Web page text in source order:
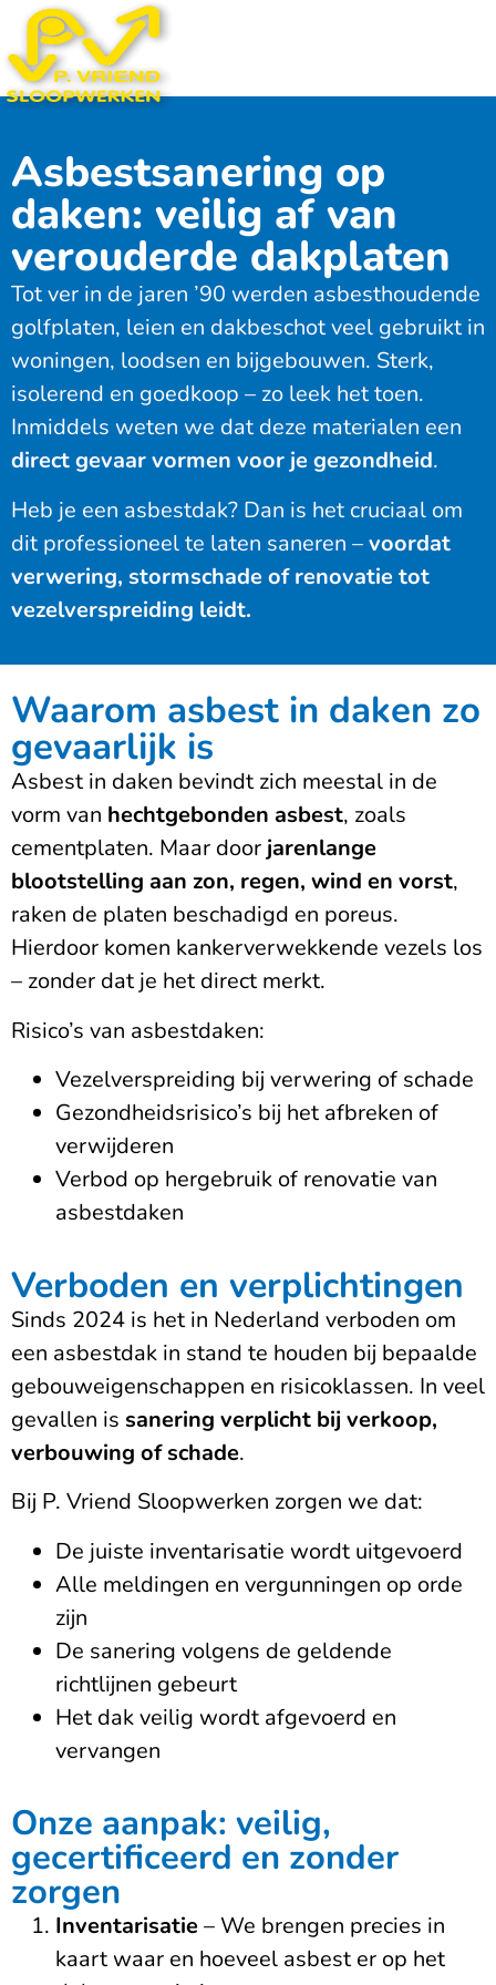
Asbestsanering op
daken: veilig af van
verouderde dakplaten
Tot ver in de jaren ’90 werden asbesthoudende
golfplaten, leien en dakbeschot veel gebruikt in
woningen, loodsen en bijgebouwen. Sterk,
isolerend en goedkoop – zo leek het toen.
Inmiddels weten we dat deze materialen een
direct gevaar vormen voor je gezondheid.
Heb je een asbestdak? Dan is het cruciaal om
dit professioneel te laten saneren –voordat
verwering, stormschade of renovatie tot
vezelverspreiding leidt.
Waarom asbest in daken zo
gevaarlijk is
Asbest in daken bevindt zich meestal in de
vorm van hechtgebonden asbest, zoals
cementplaten. Maar door jarenlange
blootstelling aan zon, regen, wind en vorst,
raken de platen beschadigd en poreus.
Hierdoor komen kankerverwekkende vezels los
– zonder dat je het direct merkt.
Risico’s van asbestdaken:
Vezelverspreiding bij verwering of schade
Gezondheidsrisico’s bij het afbreken of
verwijderen
Verbod op hergebruik of renovatie van
asbestdaken
Verboden en verplichtingen
Sinds 2024 is het in Nederland verboden om
een asbestdak in stand te houden bij bepaalde
gebouweigenschappen en risicoklassen. In veel
gevallen is sanering verplicht bij verkoop,
verbouwing of schade.
Bij P. Vriend Sloopwerken zorgen we dat:
De juiste inventarisatie wordt uitgevoerd
Alle meldingen en vergunningen op orde
zijn
De sanering volgens de geldende
richtlijnen gebeurt
Het dak veilig wordt afgevoerd en
vervangen
Onze aanpak: veilig,
gecertificeerd en zonder
zorgen
Inventarisatie– We brengen precies in
kaart waar en hoeveel asbest er op het